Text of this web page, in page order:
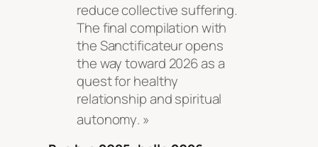
reduce collective suffering.
The final compilation with
the Sanctificateur opens
the way toward 2026 as a
quest for healthy
relationship and spiritual
autonomy. »